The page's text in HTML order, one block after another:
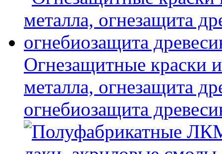
Огнезащитные краски
металла, огнезащита
огнебиозащита